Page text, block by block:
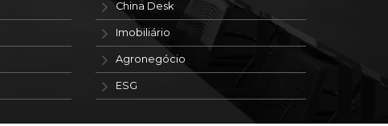
China Desk
Imobiliário
Agronegócio
ESG